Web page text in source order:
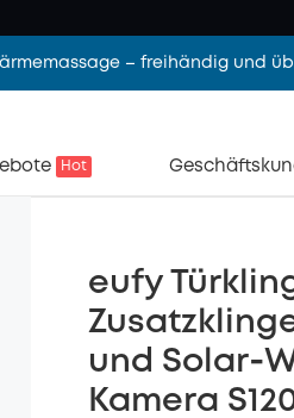
– freihändig und
Hot
eufy
und
Kamera